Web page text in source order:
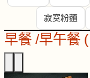
寂寞粉麵
早餐 /早午餐